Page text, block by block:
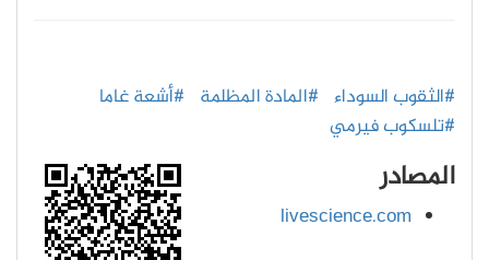
#الثقوب السوداء #المادة المظلمة #أشعة غاما
#تلسكوب فيرمي
المصادر
livescience.com